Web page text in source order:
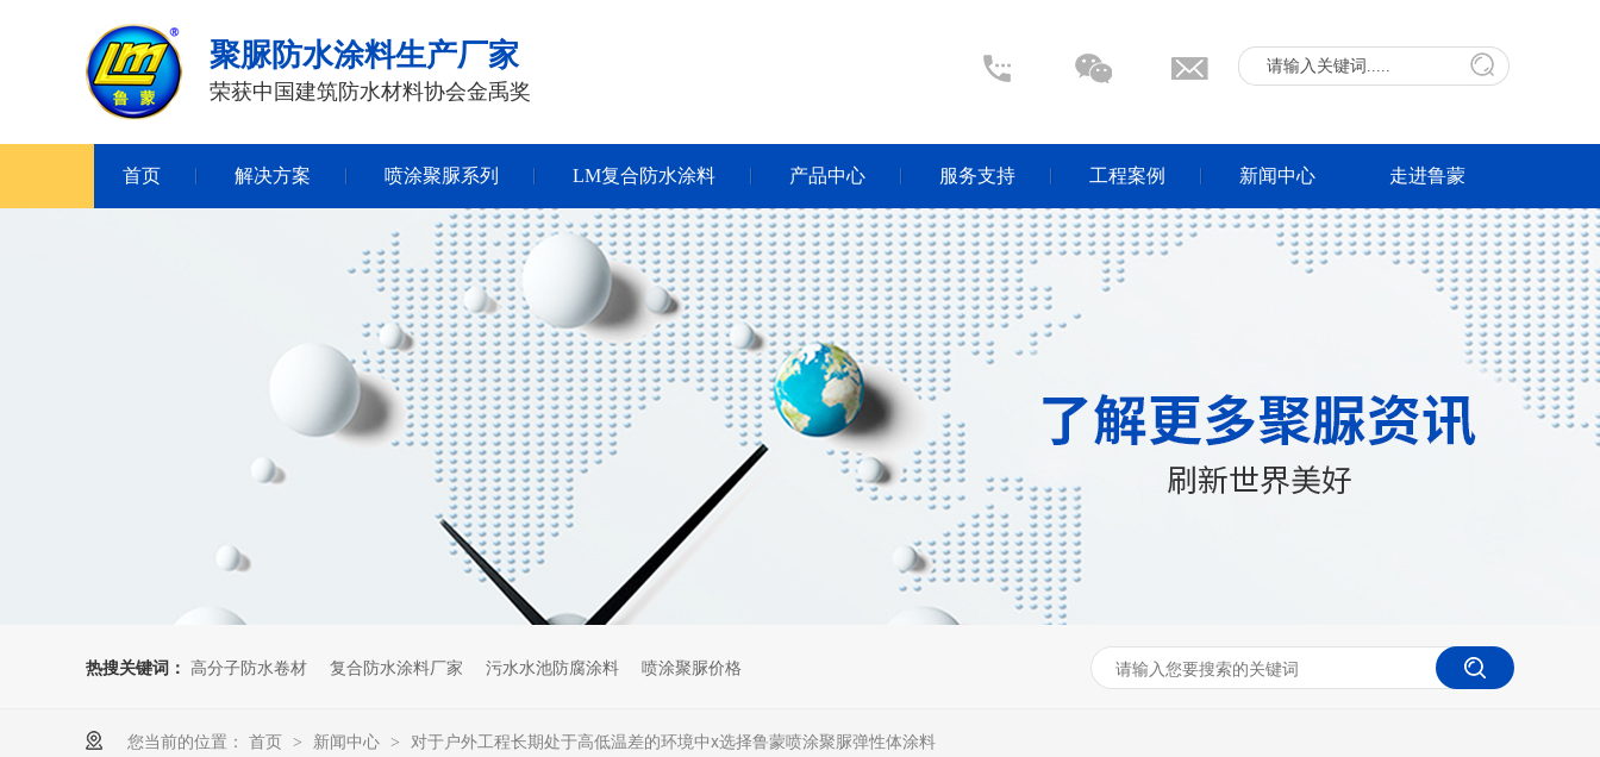
聚脲防水涂料生产厂家
荣获中国建筑防水材料协会金禹奖
首页 解决方案 喷涂聚脲系列 LM复合防水涂料 产品中心 服务支持 工程案例 新闻中心 走进鲁蒙
热搜关键词： 高分子防水卷材 复合防水涂料厂家 污水水池防腐涂料 喷涂聚脲价格
您当前的位置： 首页 > 新闻中心 > 对于户外工程长期处于高低温差的环境中x选择鲁蒙喷涂聚脲弹性体涂料